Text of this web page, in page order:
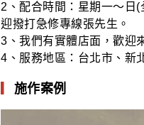
2、配合時間：星期一～日
迎撥打急修專線張先生。
3、我們有實體店面，歡迎
4、服務地區：台北市、新
施作案例